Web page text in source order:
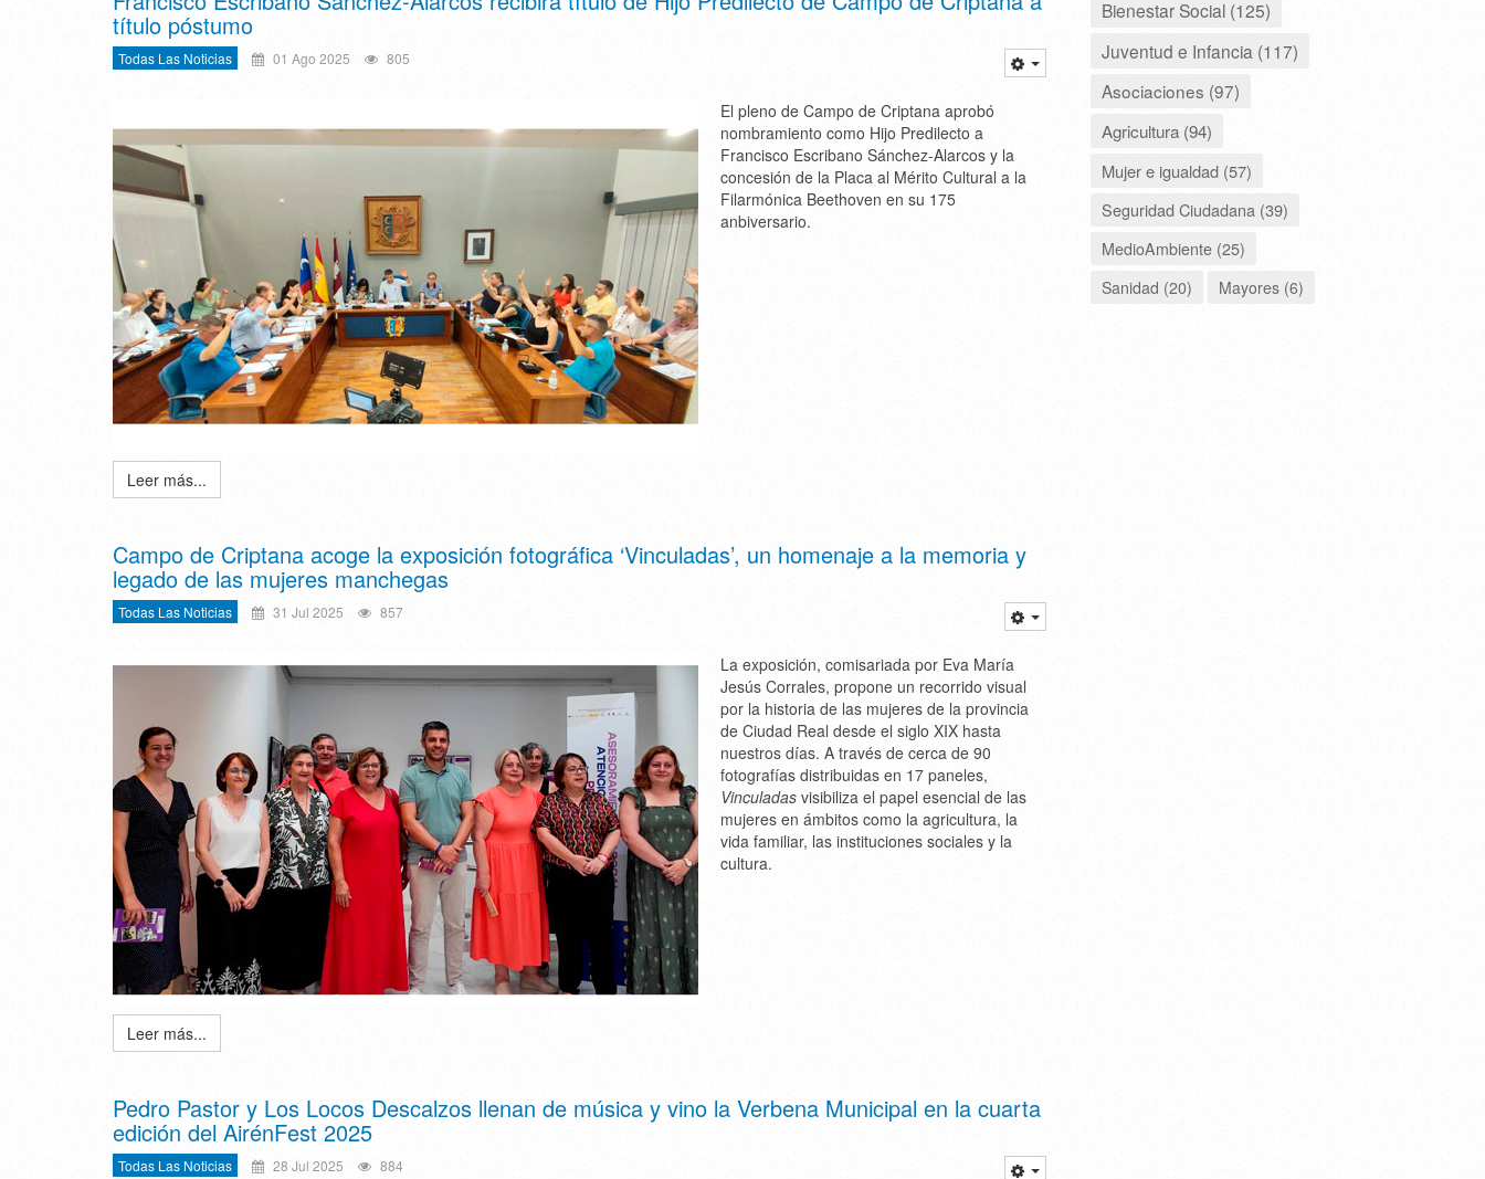
título póstumo
Todas Las Noticias 01 Ago 2025 805
El pleno de Campo de Criptana aprobó
nombramiento como Hijo Predilecto a
Francisco Escribano Sánchez-Alarcos y la
concesión de la Placa al Mérito Cultural a la
Filarmónica Beethoven en su 175
anbiversario.
Leer más...
Campo de Criptana acoge la exposición fotográfica ‘Vinculadas’, un homenaje a la memoria y
legado de las mujeres manchegas
Todas Las Noticias 31 Jul 2025 857
La exposición, comisariada por Eva María
Jesús Corrales, propone un recorrido visual
por la historia de las mujeres de la provincia
de Ciudad Real desde el siglo XIX hasta
nuestros días. A través de cerca de 90
fotografías distribuidas en 17 paneles,
Vinculadas visibiliza el papel esencial de las
mujeres en ámbitos como la agricultura, la
vida familiar, las instituciones sociales y la
cultura.
Leer más...
Pedro Pastor y Los Locos Descalzos llenan de música y vino la Verbena Municipal en la cuarta
edición del AirénFest 2025
Todas Las Noticias 28 Jul 2025 884
Bienestar Social (125)
Juventud e Infancia (117)
Asociaciones (97)
Agricultura (94)
Mujer e igualdad (57)
Seguridad Ciudadana (39)
MedioAmbiente (25)
Sanidad (20)
Mayores (6)